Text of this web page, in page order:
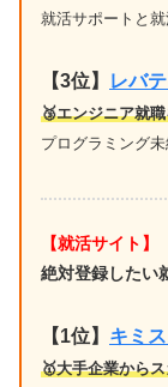
就活サポートと
【3位】 レバ
🥉エンジニア就
プログラミング
【就活サイト】
絶対登録したい
【1位】 キミ
🥇大手企業から